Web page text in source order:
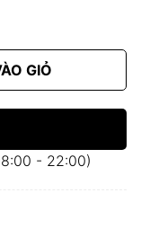
GIỎ
- 22:00)